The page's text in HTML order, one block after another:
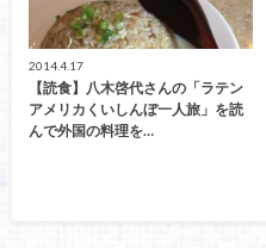
2014.4.17
【読食】八木啓代さんの「ラテン
アメリカくいしんぼ一人旅」を読
んで外国の料理を…